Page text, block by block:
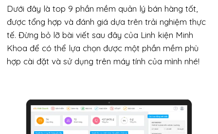
Dưới đây là top 9 phần mềm quản lý bán hàng tốt,
được tổng hợp và đánh giá dựa trên trải nghiệm thực
tế. Đừng bỏ lỡ bài viết sau đây của Linh kiện Minh
Khoa để có thể lựa chọn được một phần mềm phù
hợp cài đặt và sử dụng trên máy tính của mình nhé!